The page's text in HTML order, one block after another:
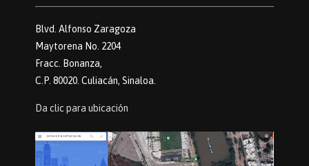
Blvd. Alfonso Zaragoza
Maytorena No. 2204
Fracc. Bonanza,
C.P. 80020. Culiacán, Sinaloa.
Da clic para ubicación